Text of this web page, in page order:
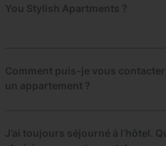
You Stylish Apartments ?
Comment puis-je vous
un appartement ?
J’ai toujours séjourné à l’hôtel.